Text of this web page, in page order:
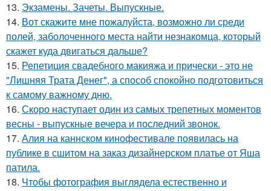
13. Экзамены. Зачеты. Выпускные.
14. Вот скажите мне пожалуйста, возможно ли среди
полей, заболоченного места найти незнакомца, который
скажет куда двигаться дальше?
15. Репетиция свадебного макияжа и прически - это не
"Лишняя Трата Денег", а способ спокойно подготовиться
к самому важному дню.
16. Скоро наступает один из самых трепетных моментов
весны - выпускные вечера и последний звонок.
17. Алия на каннском кинофестивале появилась на
публике в сшитом на заказ дизайнерском платье от Яша
патила.
18. Чтобы фотография выглядела естественно и